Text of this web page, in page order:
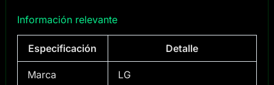
Información relevante
Especificación Detalle
Marca LG